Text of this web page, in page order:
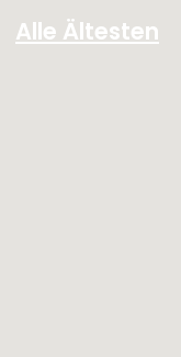
Alle Ältesten